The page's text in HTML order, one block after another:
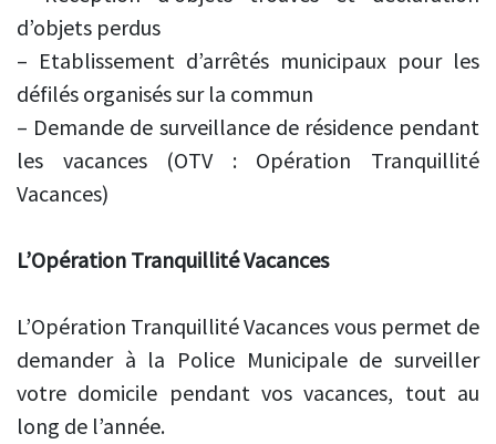
d’objets perdus
– Etablissement d’arrêtés municipaux pour les
défilés organisés sur la commun
– Demande de surveillance de résidence pendant
les vacances (OTV : Opération Tranquillité
Vacances)
L’Opération Tranquillité Vacances
L’Opération Tranquillité Vacances vous permet de
demander à la Police Municipale de surveiller
votre domicile pendant vos vacances, tout au
long de l’année.